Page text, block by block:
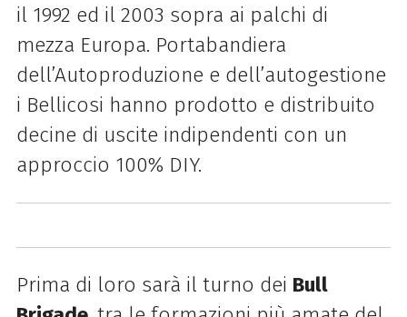
il 1992 ed il 2003 sopra ai palchi di
mezza Europa. Portabandiera
dell’Autoproduzione e dell’autogestione
i Bellicosi hanno prodotto e distribuito
decine di uscite indipendenti con un
approccio 100% DIY.
Prima di loro sarà il turno dei Bull